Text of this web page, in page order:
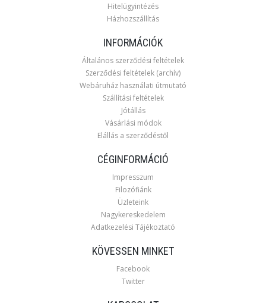
Hitelügyintézés
Házhozszállítás
INFORMÁCIÓK
Általános szerződési feltételek
Szerződési feltételek (archív)
Webáruház használati útmutató
Szállítási feltételek
Jótállás
Vásárlási módok
Elállás a szerződéstől
CÉGINFORMÁCIÓ
Impresszum
Filozófiánk
Üzleteink
Nagykereskedelem
Adatkezelési Tájékoztató
KÖVESSEN MINKET
Facebook
Twitter